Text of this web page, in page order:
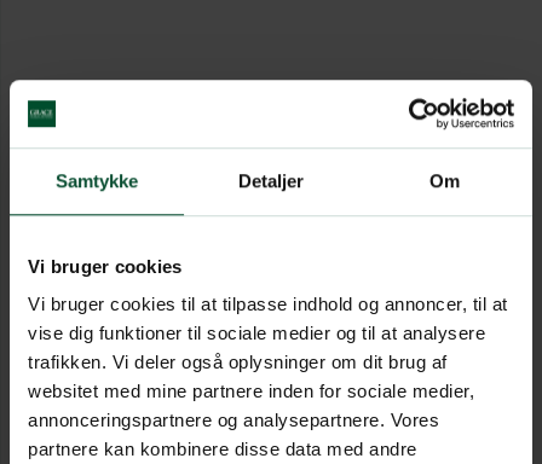
Samtykke Detaljer Om
Vi bruger cookies
Vi bruger cookies til at tilpasse indhold og annoncer, til at
vise dig funktioner til sociale medier og til at analysere
trafikken. Vi deler også oplysninger om dit brug af
websitet med mine partnere inden for sociale medier,
annonceringspartnere og analysepartnere. Vores
partnere kan kombinere disse data med andre